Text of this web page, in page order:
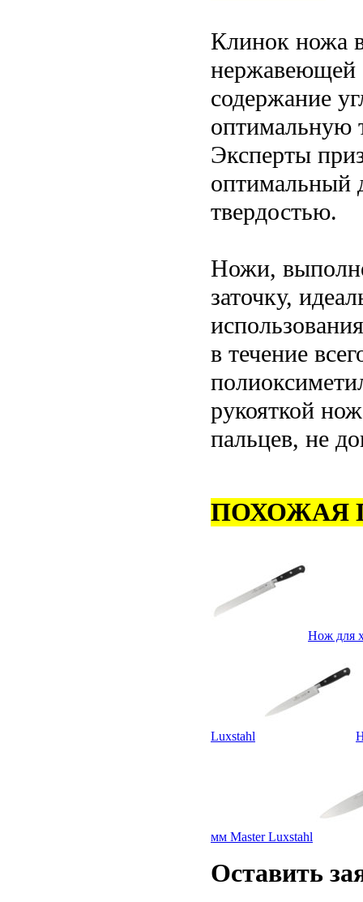
Клинок ножа
нержавеющей
содержание
оптимальную
Эксперты
оптимальный
твердостью.
Ножи,
заточку,
в течение
рукояткой
пальцев, не
ПОХОЖАЯ
Нож для
Luxstahl
мм Master Luxstahl
Оставить